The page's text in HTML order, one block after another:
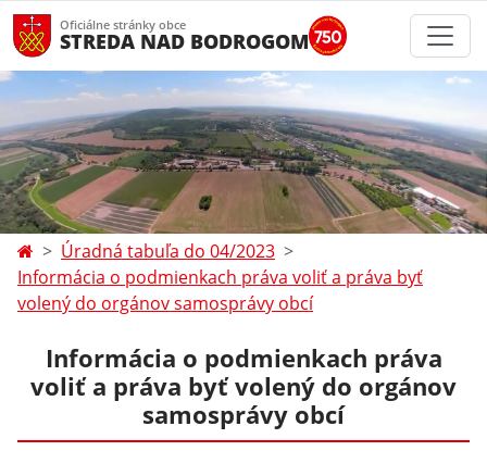
Oficiálne stránky obce
STREDA NAD BODROGOM
Úradná tabuľa do 04/2023
Informácia o podmienkach práva voliť a práva byť
volený do orgánov samosprávy obcí
Informácia o podmienkach práva
voliť a práva byť volený do orgánov
samosprávy obcí